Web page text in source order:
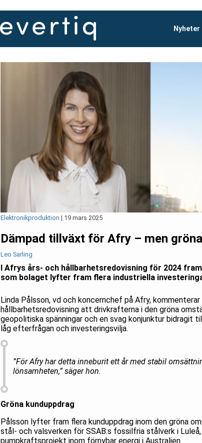
Nyheter
Elektronikproduktion | 19 mars 2025
Dämpad tillväxt för Afry – men
Leo Sarling
I Afrys års- och hållbarhetsredovisning för 2024
som bolaget lyfter fram flera industriella
Linda Pålsson, vd och koncernchef på Afry,
hållbarhetsredovisning att drivkrafterna i den gröna
geopolitiska spänningar och en svag konjunktur bidragit
låg efterfrågan och investeringsvilja.
”För Afry har detta inneburit ett år med stabil
lönsamheten,” säger hon.
Gröna kunduppdrag
Pålsson lyfter fram flera kunduppdrag inom den gröna
stål- och valsverken för SSAB:s fossilfria stålverk i
pumpkraftsprojekt inom förnybar energi i Australien.